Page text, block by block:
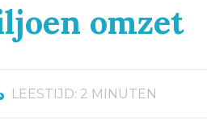
omzet
LEESTIJD: 2 MINUTEN